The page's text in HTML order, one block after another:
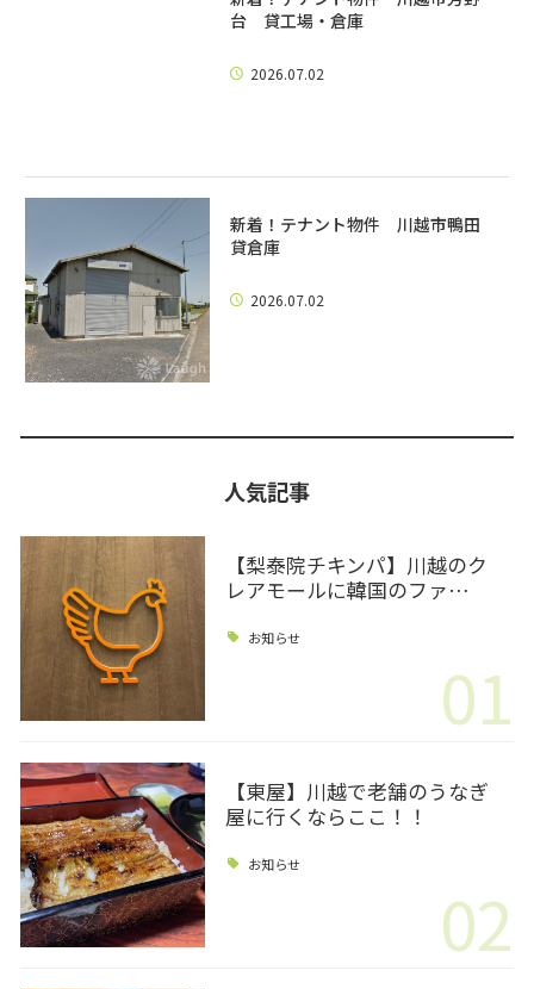
台 貸工場・倉庫
2026.07.02
新着！テナント物件 川越市鴨田
貸倉庫
2026.07.02
人気記事
【梨泰院チキンパ】川越のク
レアモールに韓国のファ…
お知らせ
01
【東屋】川越で老舗のうなぎ
屋に行くならここ！！
お知らせ
02